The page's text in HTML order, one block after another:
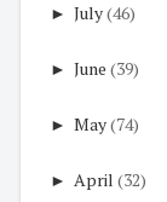
► July(46)
► June (39)
► May(74)
► April (32)